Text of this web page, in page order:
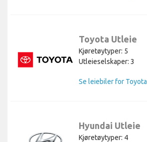
Toyota Utleie
Kjøretøytyper: 5
Utleieselskaper: 3
Se leiebiler for Toyota
Hyundai Utleie
Kjøretøytyper: 4